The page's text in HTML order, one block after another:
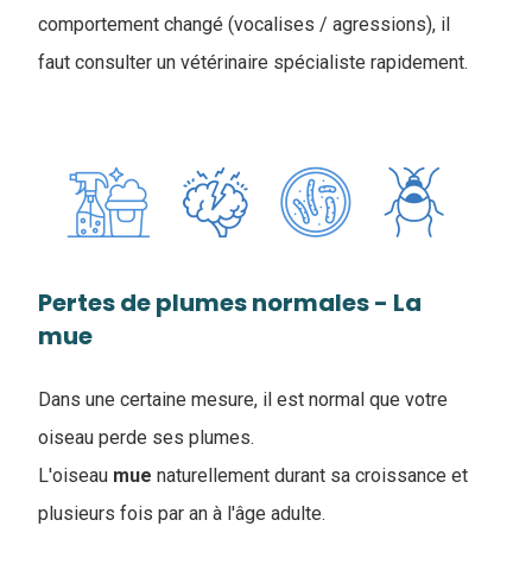
comportement changé (vocalises / agressions), il
faut consulter un vétérinaire spécialiste rapidement.
Pertes de plumes normales - La
mue
Dans une certaine mesure, il est normal que votre
oiseau perde ses plumes.
L'oiseau mue naturellement durant sa croissance et
plusieurs fois par an à l'âge adulte.